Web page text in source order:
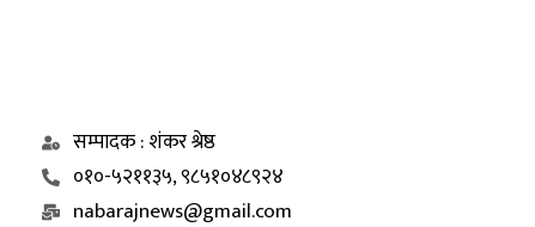
सम्पादक : शंकर श्रेष्ठ
०१०-५२११३५, ९८५१०४८९२४
nabarajnews@gmail.com